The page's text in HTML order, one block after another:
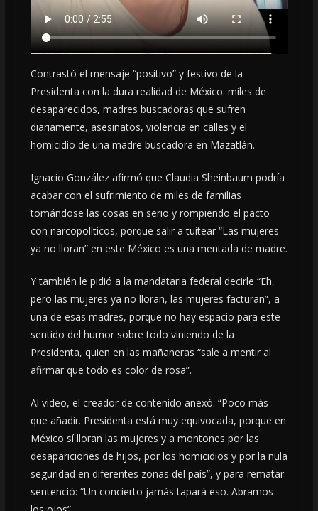
Contrastó el mensaje “positivo” y festivo de la
Presidenta con la dura realidad de México: miles de
desaparecidos, madres buscadoras que sufren
diariamente, asesinatos, violencia en calles y el
homicidio de una madre buscadora en Mazatlán.
Ignacio González afirmó que Claudia Sheinbaum podría
acabar con el sufrimiento de miles de familias
tomándose las cosas en serio y rompiendo el pacto
con narcopolíticos, porque salir a tuitear “Las mujeres
ya no lloran” en este México es una mentada de madre.
Y también le pidió a la mandataria federal decirle “Eh,
pero las mujeres ya no lloran, las mujeres facturan”, a
una de esas madres, porque no hay espacio para este
sentido del humor sobre todo viniendo de la
Presidenta, quien en las mañaneras “sale a mentir al
afirmar que todo es color de rosa”.
Al video, el creador de contenido anexó: “Poco más
que añadir. Presidenta está muy equivocada, porque en
México sí lloran las mujeres y a montones por las
desapariciones de hijos, por los homicidios y por la nula
seguridad en diferentes zonas del país”, y para rematar
sentenció: “Un concierto jamás tapará eso. Abramos